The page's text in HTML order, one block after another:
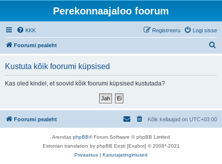
Perekonnaajaloo foorum
KKK Logi sisse
Registreeru
Foorumi pealeht
Kustuta kõik foorumi küpsised
Kas oled kindel, et soovid kõik foorumi küpsised kustutada?
Foorumi pealeht Kõik kellaajad on UTC+03:00
Arendas phpBB® Forum Software © phpBB Limited
Estonian translation by phpBB Eesti [Exabot] © 2008*-2021
Privaatsus | Kasutajatingimused